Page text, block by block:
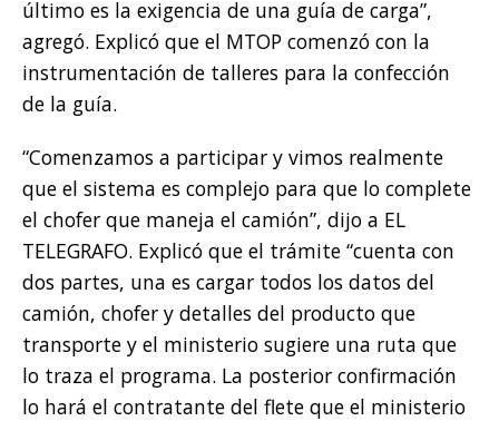
último es la exigencia de una guía de carga”,
agregó. Explicó que el MTOP comenzó con la
instrumentación de talleres para la confección
de la guía.
“Comenzamos a participar y vimos realmente
que el sistema es complejo para que lo complete
el chofer que maneja el camión”, dijo a EL
TELEGRAFO. Explicó que el trámite “cuenta con
dos partes, una es cargar todos los datos del
camión, chofer y detalles del producto que
transporte y el ministerio sugiere una ruta que
lo traza el programa. La posterior confirmación
lo hará el contratante del flete que el ministerio